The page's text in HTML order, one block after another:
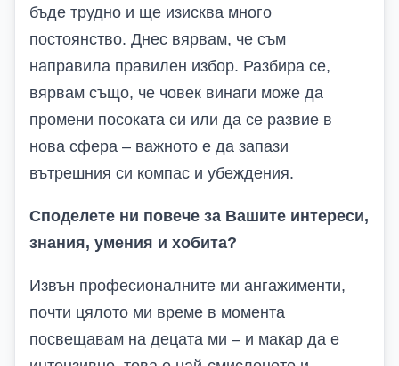
бъде трудно и ще изисква много
постоянство. Днес вярвам, че съм
направила правилен избор. Разбира се,
вярвам също, че човек винаги може да
промени посоката си или да се развие в
нова сфера – важното е да запази
вътрешния си компас и убеждения.
Споделете ни повече за Вашите интереси,
знания, умения и хобита?
Извън професионалните ми ангажименти,
почти цялото ми време в момента
посвещавам на децата ми – и макар да е